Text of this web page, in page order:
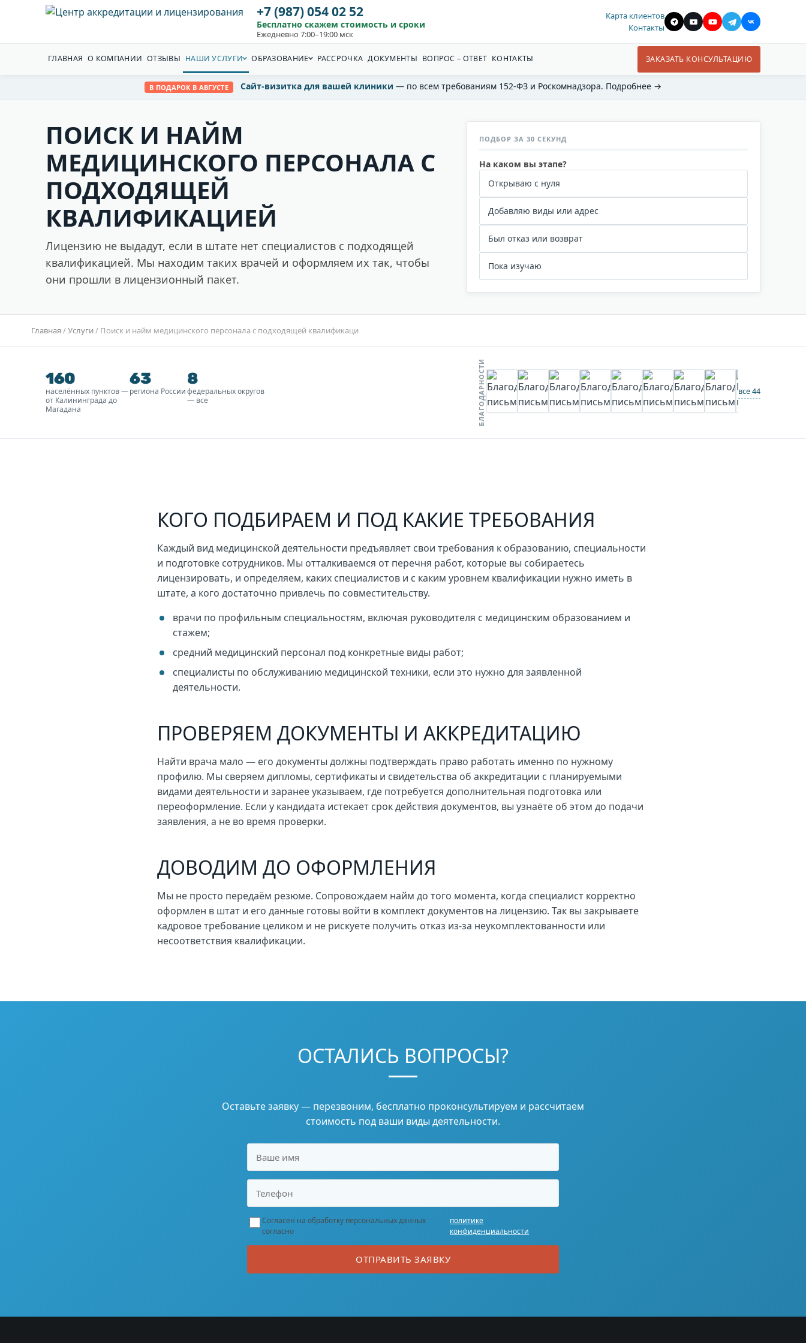
+7 (987) 054 02 52
Бесплатно скажем стоимость и сроки
Ежедневно 7:00–19:00 мск
Карта клиентов
Контакты
ГЛАВНАЯ О КОМПАНИИ ОТЗЫВЫ НАШИ УСЛУГИ ОБРАЗОВАНИЕ РАССРОЧКА ДОКУМЕНТЫ ВОПРОС – ОТВЕТ КОНТАКТЫ ЗАКАЗАТЬ КОНСУЛЬТАЦИЮ
В ПОДАРОК В АВГУСТЕ Сайт-визитка для вашей клиники — по всем требованиям 152-ФЗ и Роскомнадзора. Подробнее →
ПОИСК И НАЙМ
МЕДИЦИНСКОГО ПЕРСОНАЛА С
ПОДХОДЯЩЕЙ
КВАЛИФИКАЦИЕЙ
Лицензию не выдадут, если в штате нет специалистов с подходящей
квалификацией. Мы находим таких врачей и оформляем их так, чтобы
они прошли в лицензионный пакет.
ПОДБОР ЗА 30 СЕКУНД
На каком вы этапе?
Открываю с нуля
Добавляю виды или адрес
Был отказ или возврат
Пока изучаю
Главная /Услуги/ Поиск и найм медицинского персонала с подходящей квалификаци
160
населённых пунктов —
от Калининграда до
Магадана
63
региона России
8
федеральных округов
— все
БЛАГОДАРНОСТИ все 44
КОГО ПОДБИРАЕМ И ПОД КАКИЕ ТРЕБОВАНИЯ
Каждый вид медицинской деятельности предъявляет свои требования к образованию, специальности
и подготовке сотрудников. Мы отталкиваемся от перечня работ, которые вы собираетесь
лицензировать, и определяем, каких специалистов и с каким уровнем квалификации нужно иметь в
штате, а кого достаточно привлечь по совместительству.
врачи по профильным специальностям, включая руководителя с медицинским образованием и
стажем;
средний медицинский персонал под конкретные виды работ;
специалисты по обслуживанию медицинской техники, если это нужно для заявленной
деятельности.
ПРОВЕРЯЕМ ДОКУМЕНТЫ И АККРЕДИТАЦИЮ
Найти врача мало — его документы должны подтверждать право работать именно по нужному
профилю. Мы сверяем дипломы, сертификаты и свидетельства об аккредитации с планируемыми
видами деятельности и заранее указываем, где потребуется дополнительная подготовка или
переоформление. Если у кандидата истекает срок действия документов, вы узнаёте об этом до подачи
заявления, а не во время проверки.
ДОВОДИМ ДО ОФОРМЛЕНИЯ
Мы не просто передаём резюме. Сопровождаем найм до того момента, когда специалист корректно
оформлен в штат и его данные готовы войти в комплект документов на лицензию. Так вы закрываете
кадровое требование целиком и не рискуете получить отказ из-за неукомплектованности или
несоответствия квалификации.
ОСТАЛИСЬ ВОПРОСЫ?
Оставьте заявку — перезвоним, бесплатно проконсультируем и рассчитаем
стоимость под ваши виды деятельности.
Согласен на обработку персональных данных
согласно
политике
конфиденциальности
ОТПРАВИТЬ ЗАЯВКУ